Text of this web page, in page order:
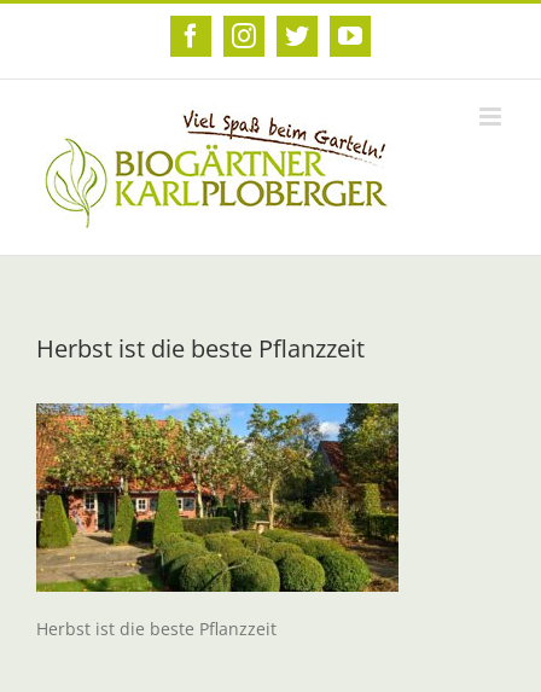
Zum
FacebookInstagram
TwitterYouTube
Herbst ist die beste Pflanzzeit
Herbst ist die beste Pflanzzeit